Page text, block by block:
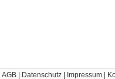
AGB Datenschutz Impressum |